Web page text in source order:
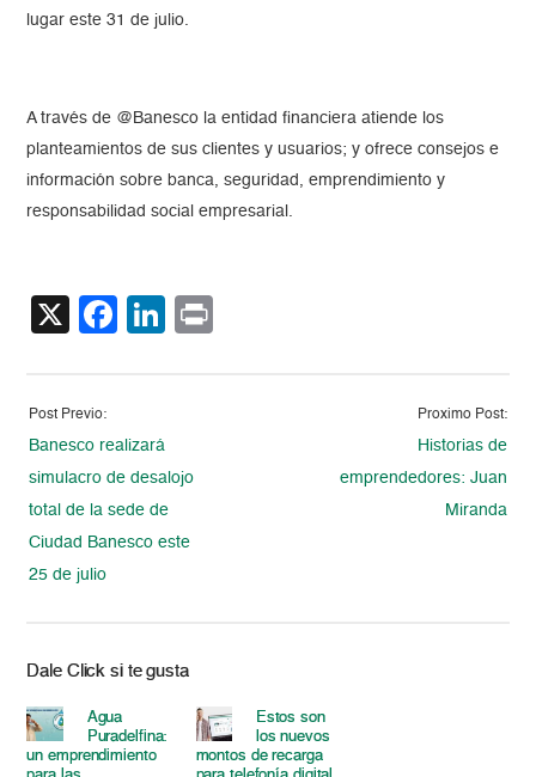
lugar este 31 de julio.
A través de @Banesco la entidad financiera atiende los
planteamientos de sus clientes y usuarios; y ofrece consejos e
información sobre banca, seguridad, emprendimiento y
responsabilidad social empresarial.
X Facebook
LinkedIn
Post Previo:
Banesco realizará
simulacro de desalojo
total de la sede de
Ciudad Banesco este
25 de julio
Proximo Post:
Historias de
emprendedores: Juan
Miranda
Dale Click si te gusta
Agua
Puradelfina:
un emprendimiento
Estos son
los nuevos
montos de recarga